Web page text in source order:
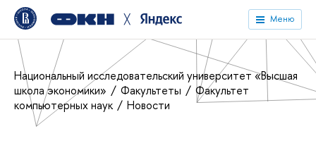
╳ Меню
Национальный исследовательский университет «Высшая
школа экономики»
Факультеты
Факультет
компьютерных наук
Новости